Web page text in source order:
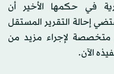
في حكمها الأخير أن
إحالة التقرير المستقل
عزل متخصصة لإجراء مزيد من
الآن.